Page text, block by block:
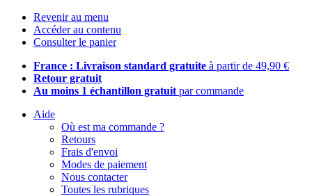
Revenir au menu
Accéder au contenu
Consulter le panier
France : Livraison standard gratuite à partir de 49,90 €
Retour gratuit
Au moins 1 échantillon gratuit par commande
Aide
Où est ma commande ?
Retours
Frais d'envoi
Modes de paiement
Nous contacter
Toutes les rubriques